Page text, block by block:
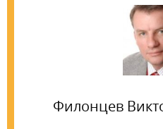
Филонцев